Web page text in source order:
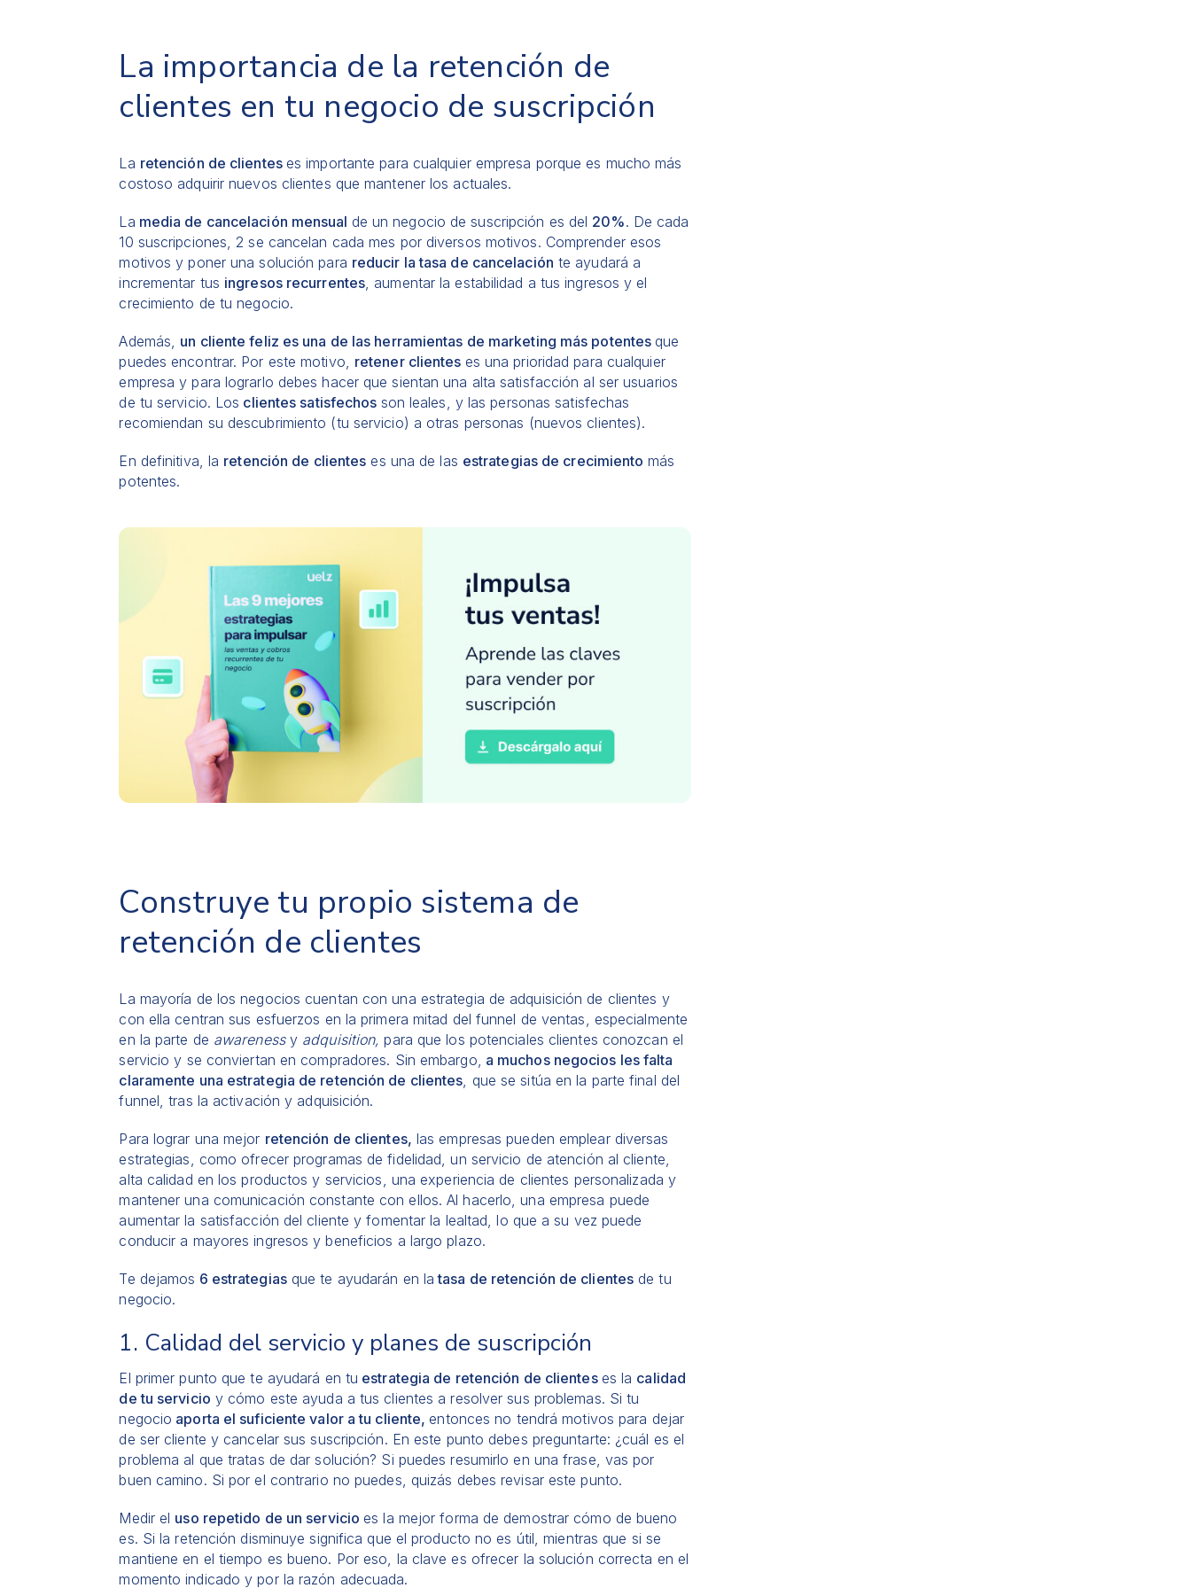
La importancia de la retención de
clientes en tu negocio de suscripción
La retención de clientes es importante para cualquier empresa porque es mucho más
costoso adquirir nuevos clientes que mantener los actuales.
La media de cancelación mensual de un negocio de suscripción es del 20%. De cada
10 suscripciones, 2 se cancelan cada mes por diversos motivos. Comprender esos
motivos y poner una solución para reducir la tasa de cancelación te ayudará a
incrementar tus ingresos recurrentes, aumentar la estabilidad a tus ingresos y el
crecimiento de tu negocio.
Además, un cliente feliz es una de las herramientas de marketing más potentesque
puedes encontrar. Por este motivo, retener clientes es una prioridad para cualquier
empresa y para lograrlo debes hacer que sientan una alta satisfacción al ser usuarios
de tu servicio. Los clientes satisfechos son leales, y las personas satisfechas
recomiendan su descubrimiento (tu servicio) a otras personas (nuevos clientes).
En definitiva, la retención de clientes es una de las estrategias de crecimiento más
potentes.
Construye tu propio sistema de
retención de clientes
La mayoría de los negocios cuentan con una estrategia de adquisición de clientes y
con ella centran sus esfuerzos en la primera mitad del funnel de ventas, especialmente
en la parte de awareness y adquisition,para que los potenciales clientes conozcan el
servicio y se conviertan en compradores. Sin embargo, a muchos negocios les falta
claramente una estrategia de retención de clientes , que se sitúa en la parte final del
funnel, tras la activación y adquisición.
Para lograr una mejor retención de clientes, las empresas pueden emplear diversas
estrategias, como ofrecer programas de fidelidad, un servicio de atención al cliente,
alta calidad en los productos y servicios, una experiencia de clientes personalizada y
mantener una comunicación constante con ellos. Al hacerlo, una empresa puede
aumentar la satisfacción del cliente y fomentar la lealtad, lo que a su vez puede
conducir a mayores ingresos y beneficios a largo plazo.
Te dejamos 6 estrategiasque te ayudarán en la tasa de retención de clientes de tu
negocio.
1. Calidad del servicio y planes de suscripción
El primer punto que te ayudará en tu estrategia de retención de clientes es la calidad
de tu servicio y cómo este ayuda a tus clientes a resolver sus problemas. Si tu
negocio aporta el suficiente valor a tu cliente,entonces no tendrá motivos para dejar
de ser cliente y cancelar sus suscripción. En este punto debes preguntarte: ¿cuál es el
problema al que tratas de dar solución? Si puedes resumirlo en una frase, vas por
buen camino. Si por el contrario no puedes, quizás debes revisar este punto.
Medir el uso repetido de un servicioes la mejor forma de demostrar cómo de bueno
es. Si la retención disminuye significa que el producto no es útil, mientras que si se
mantiene en el tiempo es bueno. Por eso, la clave es ofrecer la solución correcta en el
momento indicado y por la razón adecuada.